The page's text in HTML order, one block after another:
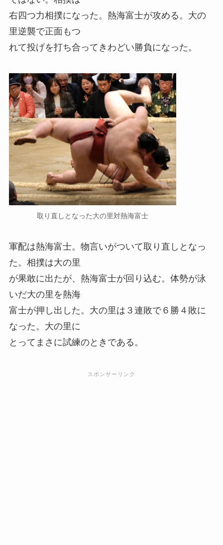
右四つ力相撲になった。熱海富士が攻める。大の
里逆襲で正面もつ
れて投げを打ち合ってきわどい勝負になった。
取り直しとなった大の里対熱海富士
軍配は熱海富士。物言いがついて取り直しとなっ
た。相撲は大の里
が果敢に出たが、熱海富士が回り込む。体勢が泳
いだ大の里を熱海
富士が押し出した。大の里は３連敗で６勝４敗に
なった。大の里に
とってまさに試練のときである。
スポンサーリンク